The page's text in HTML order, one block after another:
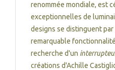
renommée mondiale, est
exceptionnelles de
designs se distinguent
remarquable
recherche d'un
créations d'Achille